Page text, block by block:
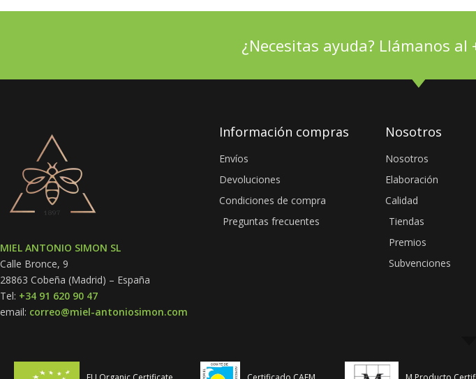
¿Necesitas ayuda? Llámanos al
MIEL ANTONIO SIMON SL
Calle Bronce, 9
28863 Cobeña (Madrid) – España
Tel: +34 91 620 90 47
email: correo@miel-antoniosimon.com
Información compras
Envíos
Devoluciones
Condiciones de compra
Preguntas frecuentes
Nosotros
Nosotros
Elaboración
Calidad
Tiendas
Premios
Subvenciones